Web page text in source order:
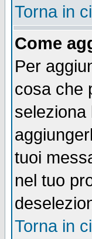
Torna in
Come
Per
cosa che
tuoi
nel tuo
Torna in